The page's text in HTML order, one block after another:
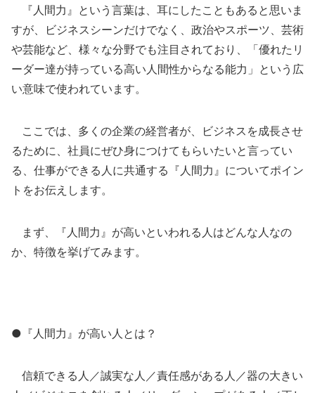
『人間力』という言葉は、耳にしたこともあると思いま
すが、ビジネスシーンだけでなく、政治やスポーツ、芸術
や芸能など、様々な分野でも注目されており、「優れたリ
ーダー達が持っている高い人間性からなる能力」という広
い意味で使われています。
ここでは、多くの企業の経営者が、ビジネスを成長させ
るために、社員にぜひ身につけてもらいたいと言ってい
る、仕事ができる人に共通する『人間力』についてポイン
トをお伝えします。
まず、『人間力』が高いといわれる人はどんな人なの
か、特徴を挙げてみます。
●『人間力』が高い人とは？
信頼できる人／誠実な人／責任感がある人／器の大きい